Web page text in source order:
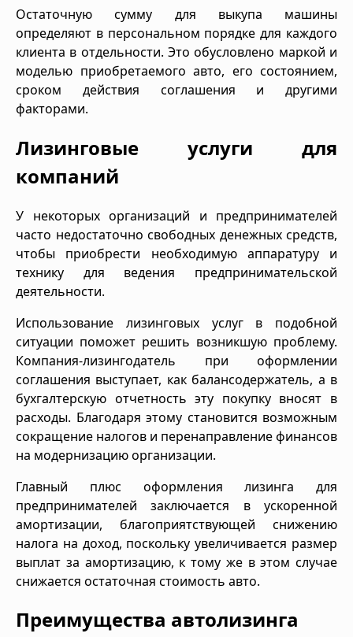
Остаточную сумму для выкупа машины
определяют в персональном порядке для каждого
клиента в отдельности. Это обусловлено маркой и
моделью приобретаемого авто, его состоянием,
сроком действия соглашения и другими
факторами.
Лизинговые услуги для
компаний
У некоторых организаций и предпринимателей
часто недостаточно свободных денежных средств,
чтобы приобрести необходимую аппаратуру и
технику для ведения предпринимательской
деятельности.
Использование лизинговых услуг в подобной
ситуации поможет решить возникшую проблему.
Компания-лизингодатель при оформлении
соглашения выступает, как балансодержатель, а в
бухгалтерскую отчетность эту покупку вносят в
расходы. Благодаря этому становится возможным
сокращение налогов и перенаправление финансов
на модернизацию организации.
Главный плюс оформления лизинга для
предпринимателей заключается в ускоренной
амортизации, благоприятствующей снижению
налога на доход, поскольку увеличивается размер
выплат за амортизацию, к тому же в этом случае
снижается остаточная стоимость авто.
Преимущества автолизинга